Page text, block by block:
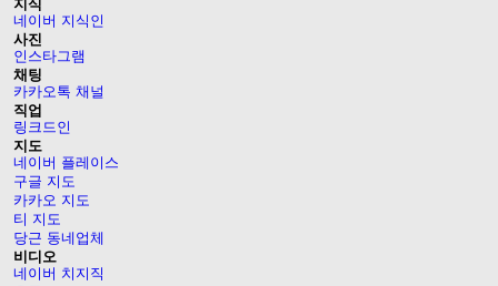
지식
네이버 지식인
사진
인스타그램
채팅
카카오톡 채널
직업
링크드인
지도
네이버 플레이스
구글 지도
카카오 지도
티 지도
당근 동네업체
비디오
네이버 치지직